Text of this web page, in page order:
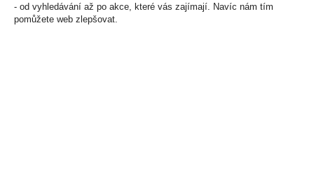
- od vyhledávání až po akce, které vás zajímají. Navíc nám tím
pomůžete web zlepšovat.